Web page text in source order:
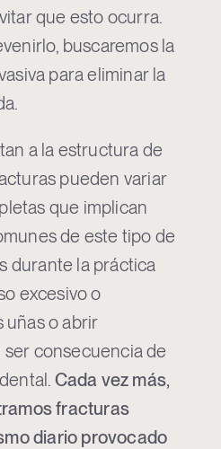
que esto ocurra.
buscaremos la
para eliminar la
a la estructura de
pueden variar
que implican
de este tipo de
durante la práctica
excesivo o
uñas o abrir
consecuencia de
Cada vez más,
fracturas
diario provocado